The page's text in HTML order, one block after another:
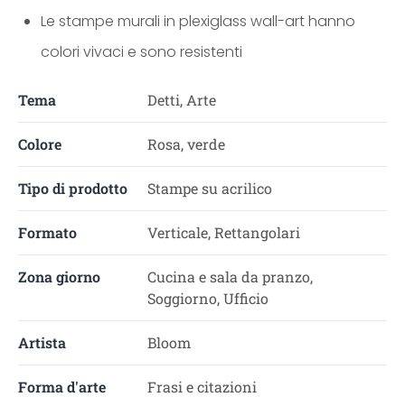
Le stampe murali in plexiglass wall-art hanno
colori vivaci e sono resistenti
Tema Detti, Arte
Colore Rosa, verde
Tipo di prodotto Stampe su acrilico
Formato Verticale, Rettangolari
Zona giorno
Cucina e sala da pranzo,
Soggiorno, Ufficio
Artista Bloom
Forma d'arte Frasi e citazioni